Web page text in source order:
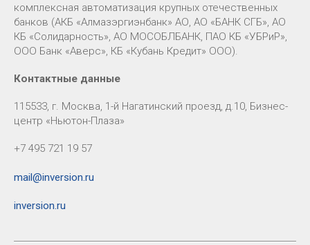
комплексная автоматизация крупных отечественных
банков (АКБ «Алмазэргиэнбанк» АО, АО «БАНК СГБ», АО
КБ «Солидарность», АО МОСОБЛБАНК, ПАО КБ «УБРиР»,
ООО Банк «Аверс», КБ «Кубань Кредит» ООО).
Контактные данные
115533, г. Москва, 1-й Нагатинский проезд, д.10, Бизнес-
центр «Ньютон-Плаза»
+7 495 721 19 57
mail@inversion.ru
inversion.ru